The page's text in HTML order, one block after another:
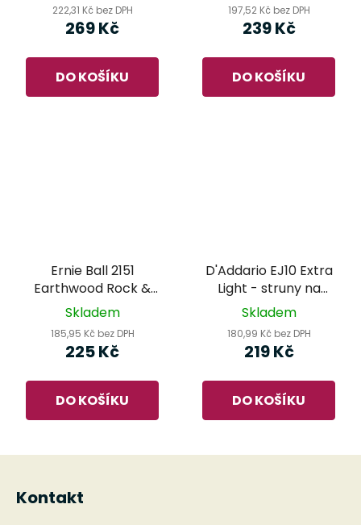
222,31 Kč bez DPH
269 Kč
DO KOŠÍKU
kytaru
197,52 Kč bez DPH
239 Kč
DO KOŠÍKU
Ernie Ball 2151
Earthwood Rock &
Blues - struny na
Skladem
185,95 Kč bez DPH
225 Kč
DO KOŠÍKU
D'Addario EJ10 Extra
Light - struny na
akustickou kytaru
Skladem
180,99 Kč bez DPH
219 Kč
DO KOŠÍKU
Kontakt